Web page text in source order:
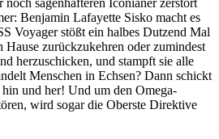
noch sagenhafteren Iconianer zerstört
Benjamin Lafayette Sisko macht es
Voyager stößt ein halbes Dutzend Mal
Hause zurückzukehren oder zumindest
herzuschicken, und stampft sie alle
Menschen in Echsen? Dann schickt
und her! Und um den Omega-
wird sogar die Oberste Direktive